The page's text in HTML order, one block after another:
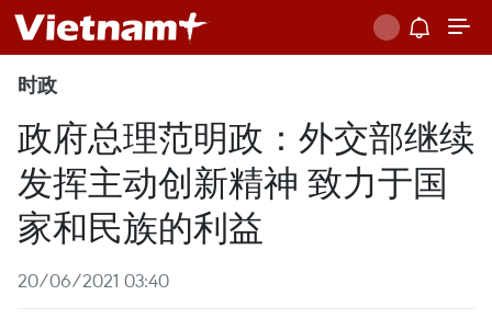
时政
政府总理范明政：外交部继续
发挥主动创新精神 致力于国
家和民族的利益
20/06/2021 03:40